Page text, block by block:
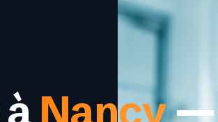
Nancy—